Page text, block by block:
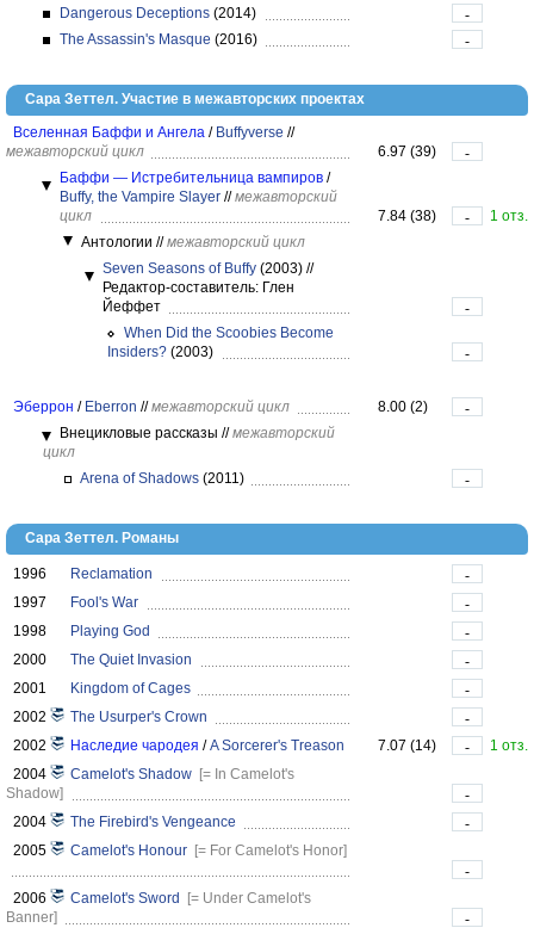
Dangerous Deceptions (2014)
-
The Assassin's Masque (2016) -
Сара Зеттел. Участие в межавторских проектах
Вселенная Баффи и Ангела / Buffyverse //
межавторский цикл
6.97 (39)
-
Баффи — Истребительница вампиров /
Buffy, the Vampire Slayer // межавторский
цикл
7.84 (38) -
1 отз.
Антологии // межавторский цикл
Seven Seasons of Buffy (2003) //
Редактор-составитель: Глен
Йеффет
-
When Did the Scoobies Become
Insiders? (2003) -
Эберрон / Eberron // межавторский цикл 8.00 (2)
-
Внецикловые рассказы // межавторский
цикл
Arena of Shadows (2011) -
Сара Зеттел. Романы
1996 Reclamation
-
1997
Fool's War
-
1998
Playing God
-
2000
The Quiet Invasion
-
2001
Kingdom of Cages
-
2002
The Usurper's Crown
-
2002
Наследие чародея /A Sorcerer's Treason 7.07 (14) -
1 отз.
2004
Camelot's Shadow [= In Camelot's
Shadow]
-
2004
The Firebird's Vengeance
-
2005
Camelot's Honour [= For Camelot's Honor]
-
2006
Camelot's Sword
[= Under Camelot's
Banner]
-